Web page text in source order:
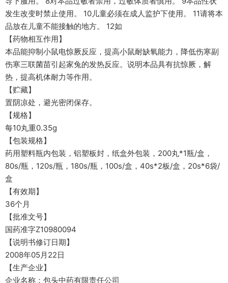
发生改变时禁止使用。 10儿童必须在成人监护下使用。 11请将本
品放在儿童不能接触的地方。 12如
【药物相互作用】
本品能抑制小鼠电惊厥反应，提高小鼠耐缺氧能力，降低伤寒副
伤寒三联菌苗引起家兔的发热反应。说明本品具有抗惊厥，解
热，提高机体耐力等作用。
【贮藏】
置阴凉处，避光密闭保存。
【规格】
每10丸重0.35g
【包装规格】
药用塑料瓶内包装，铝塑板封，纸盒外包装，200丸*1瓶/盒，
80s/瓶，120s/瓶，180s/瓶，100s/盒，40s*2板/盒，20s*6袋/
盒
【有效期】
36个月
【批准文号】
国药准字Z10980094
【说明书修订日期】
2008年05月22日
【生产企业】
企业名称：包头中药有限责任公司